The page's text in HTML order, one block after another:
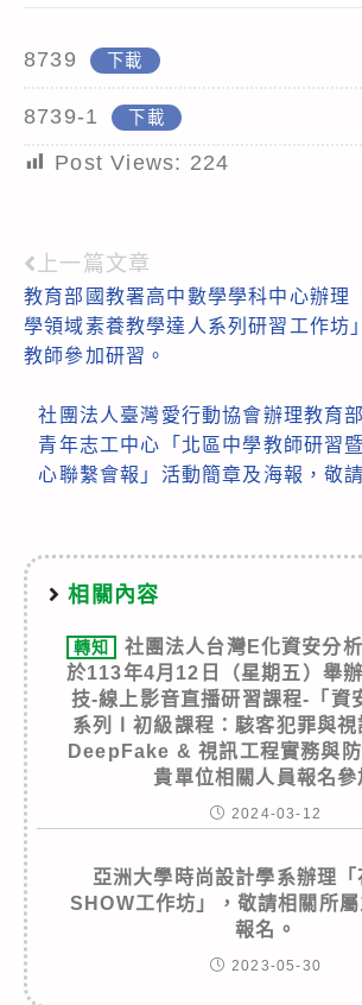
8739 下載
8739-1 下載
Post Views: 224
Read
more
articles
上一篇文章
教育部國教署高中數學學科中心辦理
學領域素養教學達人系列研習工作坊
教師參加研習。
社團法人臺灣愛行動協會辦理教育
青年志工中心「北區中學教師研習
心聯繫會報」活動簡章及海報，敬
相關內容
轉知
社團法人台灣E化資安分
於113年4月12日（星期五）舉
技-線上影音直播研習課程-「資
系列Ⅰ初級課程：駭客犯罪與視
DeepFake & 視訊工程實務與
貴單位相關人員報名參
2024-03-12
亞洲大學時尚設計學系辦理「
SHOW工作坊」，敬請相關所
報名。
2023-05-30